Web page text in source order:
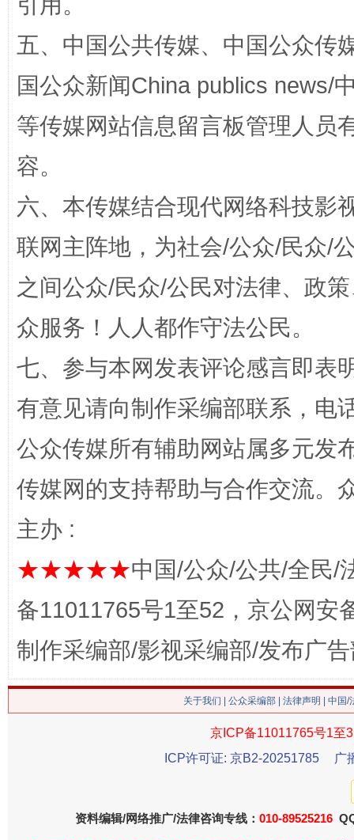
招工难、用工荒背后
谢
五、中国公共传媒、中国公众传
国公众新闻China publics news/
等传媒网站信息留言板管理人员
容。
六、本传媒结合现代网络科技影
联网主阵地，为社会/公众/民众/
之间公众/民众/公民对法律、政
众服务！人人都作守法公民。
七、参与本网发表评论感言即表
有意见请向制作采编部联系，电
公众传媒所有辅助网站属多元发
传媒网的支持帮助与合作交流。
主办 :
★★★★★中国/公众/公共/全民/
备11011765号1至52，京公网安
制作采编部/影视采编部/发布广
关于我们 公众采编部 法律声明 | 中国
京ICP备11011765号1至
ICP许可证: 京B2-20251785
广
资料编辑/网络推广/法律咨询专线： 010-89525216